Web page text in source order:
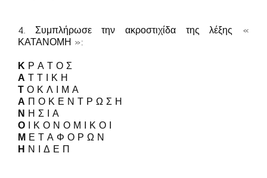
4. Συμπλήρωσε την ακροστιχίδα της λέξης «
ΚΑΤΑΝΟΜΗ »:
Κ Ρ Α Τ Ο Σ
Α Τ Τ Ι Κ Η
Τ Ο Κ Λ Ι Μ Α
Α Π Ο Κ Ε Ν Τ Ρ Ω Σ Η
Ν Η Σ Ι Α
Ο Ι Κ Ο Ν Ο Μ Ι Κ Ο Ι
Μ Ε Τ Α Φ Ο Ρ Ω Ν
Η Ν Ι Δ Ε Π